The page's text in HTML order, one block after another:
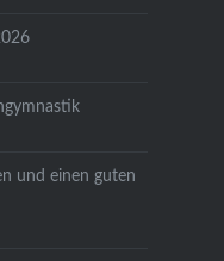
und einen guten